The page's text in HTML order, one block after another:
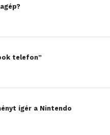
telefon”
ígér a Nintendo